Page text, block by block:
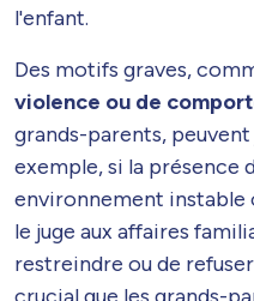
l'enfant.
Des motifs graves,
violence ou de
grands-parents,
exemple, si la présence
environnement instable
le juge aux affaires
restreindre ou de